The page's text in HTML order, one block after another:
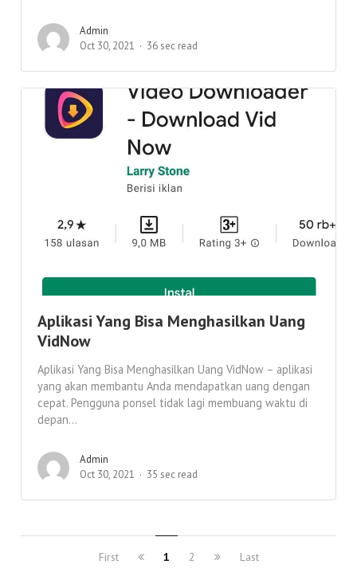
Admin
Oct 30, 2021
36 sec read
Aplikasi Yang Bisa Menghasilkan Uang
VidNow
Aplikasi Yang Bisa Menghasilkan Uang VidNow – aplikasi
yang akan membantu Anda mendapatkan uang dengan
cepat. Pengguna ponsel tidak lagi membuang waktu di
depan...
Admin
Oct 30, 2021
35 sec read
First 1 2 Last